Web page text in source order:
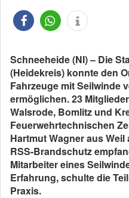
Schneeheide (NI) – Die
(Heidekreis) konnte den
Fahrzeuge mit Seilwinde
ermöglichen. 23
Walsrode, Bomlitz und
Feuerwehrtechnischen
Hartmut Wagner aus
RSS-Brandschutz
Mitarbeiter eines
Erfahrung, schulte die
Praxis.